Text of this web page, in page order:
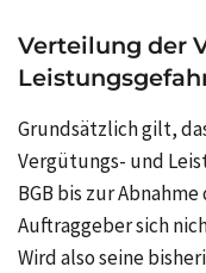
Verteilung der
Grundsätzlich gilt,
Vergütungs- und
BGB bis zur
Auftraggeber sich
Wird also seine